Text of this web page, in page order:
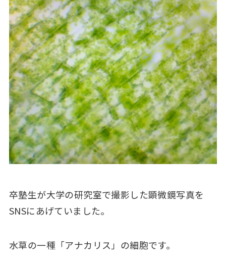
卒塾生が大学の研究室で撮影した顕微鏡写真を
SNSにあげていました。
水草の一種「アナカリス」の細胞です。